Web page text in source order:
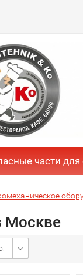
части
Москве